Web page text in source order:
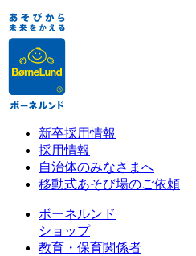
新卒採用情報
採用情報
自治体のみなさまへ
移動式あそび場のご依頼
ボーネルンド
ショップ
教育・保育関係者